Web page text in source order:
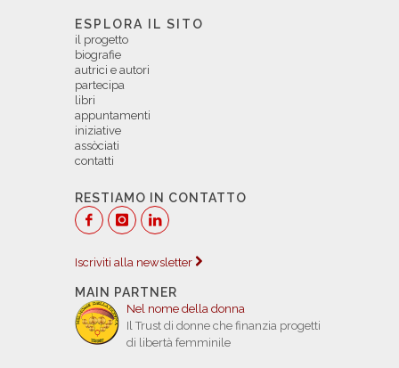
ESPLORA IL SITO
il progetto
biografie
autrici e autori
partecipa
libri
appuntamenti
iniziative
assòciati
contatti
RESTIAMO IN CONTATTO
Iscriviti alla newsletter
MAIN PARTNER
Nel nome della donna
Il Trust di donne che finanzia progetti
di libertà femminile